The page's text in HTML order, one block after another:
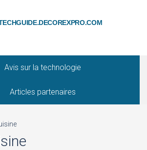
Avis sur la technologie
Articles partenaires